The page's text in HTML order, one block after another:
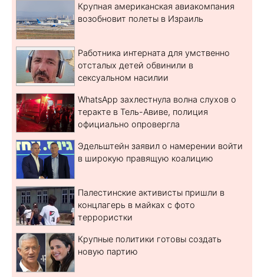
Крупная американская авиакомпания
возобновит полеты в Израиль
Работника интерната для умственно
отсталых детей обвинили в
сексуальном насилии
WhatsApp захлестнула волна слухов о
теракте в Тель-Авиве, полиция
официально опровергла
Эдельштейн заявил о намерении войти
в широкую правящую коалицию
Палестинские активисты пришли в
концлагерь в майках с фото
террористки
Крупные политики готовы создать
новую партию